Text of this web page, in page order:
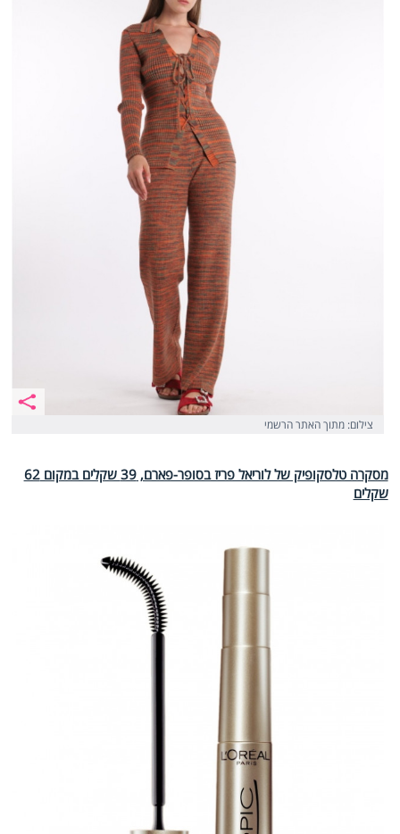
צילום: מתוך האתר הרשמי
מסקרה טלסקופיק של לוריאל פריז בסופר-פארם, 39 שקלים במקום 62
שקלים